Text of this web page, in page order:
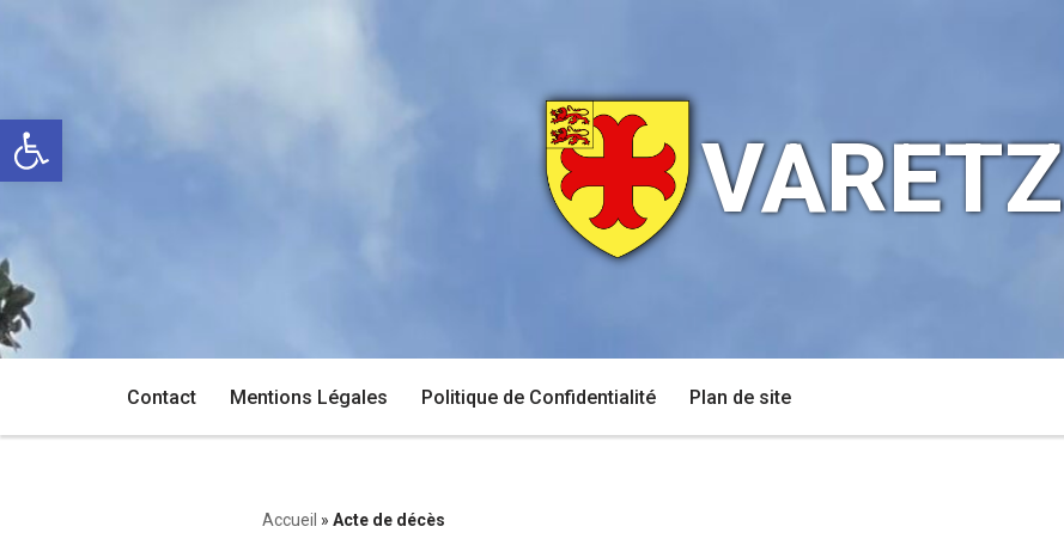
Ouvrir la barre d’outils
contenu
VARETZ
Contact Mentions Légales Politique de Confidentialité Plan de site
Accueil » Acte de décès